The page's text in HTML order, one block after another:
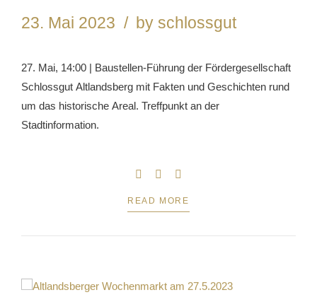
23. Mai 2023 by schlossgut
27. Mai, 14:00 | Baustellen-Führung der Fördergesellschaft
Schlossgut Altlandsberg mit Fakten und Geschichten rund
um das historische Areal. Treffpunkt an der
Stadtinformation.
READ MORE